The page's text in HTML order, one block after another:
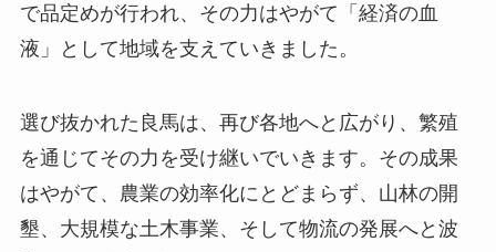
で品定めが行われ、その力はやがて「経済の血
液」として地域を支えていきました。
選び抜かれた良馬は、再び各地へと広がり、繁殖
を通じてその力を受け継いでいきます。その成果
はやがて、農業の効率化にとどまらず、山林の開
墾、大規模な土木事業、そして物流の発展へと波